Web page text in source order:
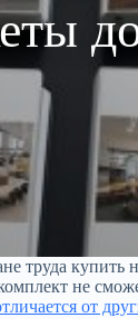
труда
не
от